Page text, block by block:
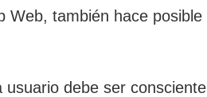
Web, también hace posible
debe ser consciente